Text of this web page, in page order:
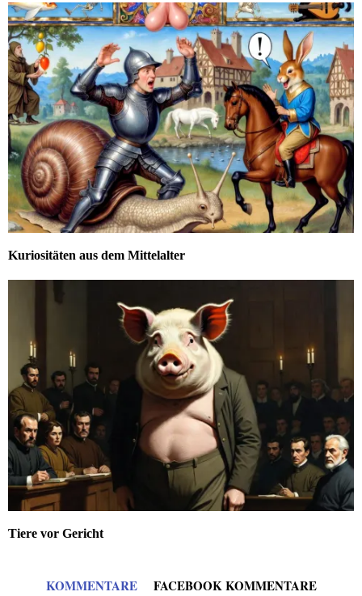
Kuriositäten aus dem Mittelalter
Tiere vor Gericht
KOMMENTARE FACEBOOK KOMMENTARE